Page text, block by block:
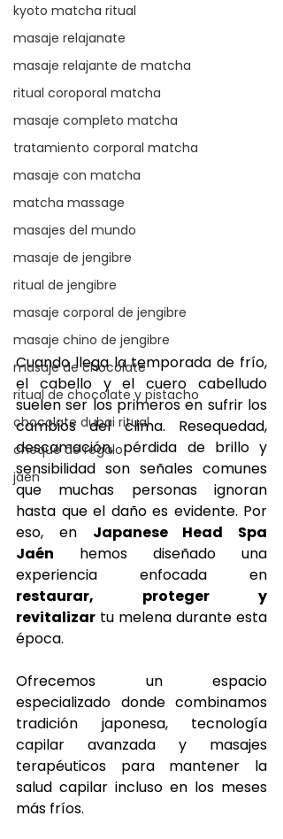
kyoto matcha ritual
masaje relajanate
masaje relajante de matcha
ritual coroporal matcha
masaje completo matcha
tratamiento corporal matcha
masaje con matcha
matcha massage
masajes del mundo
masaje de jengibre
ritual de jengibre
masaje corporal de jengibre
masaje chino de jengibre
masaje de chocolate
ritual de chocolate y pistacho
chocolate dubai ritual
cheque de regalo
jaen
Cuando llega la temporada de frío,
el cabello y el cuero cabelludo
suelen ser los primeros en sufrir los
cambios del clima. Resequedad,
descamación, pérdida de brillo y
sensibilidad son señales comunes
que muchas personas ignoran
hasta que el daño es evidente. Por
eso, en
Jaén hemos diseñado una
restaurar, proteger y
revitalizar tu melena durante esta
época.
Ofrecemos un espacio
especializado donde combinamos
tradición japonesa, tecnología
capilar avanzada y masajes
terapéuticos para mantener la
salud capilar incluso en los meses
más fríos.